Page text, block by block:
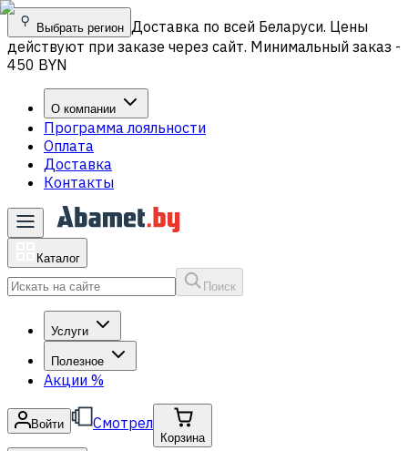
Выбрать регион Доставка по всей Беларуси. Цены
действуют при заказе через сайт. Минимальный заказ -
450 BYN
О компании
Программа лояльности
Оплата
Доставка
Контакты
Каталог
Поиск
Услуги
Полезное
Акции %
Войти Смотрел
Корзина